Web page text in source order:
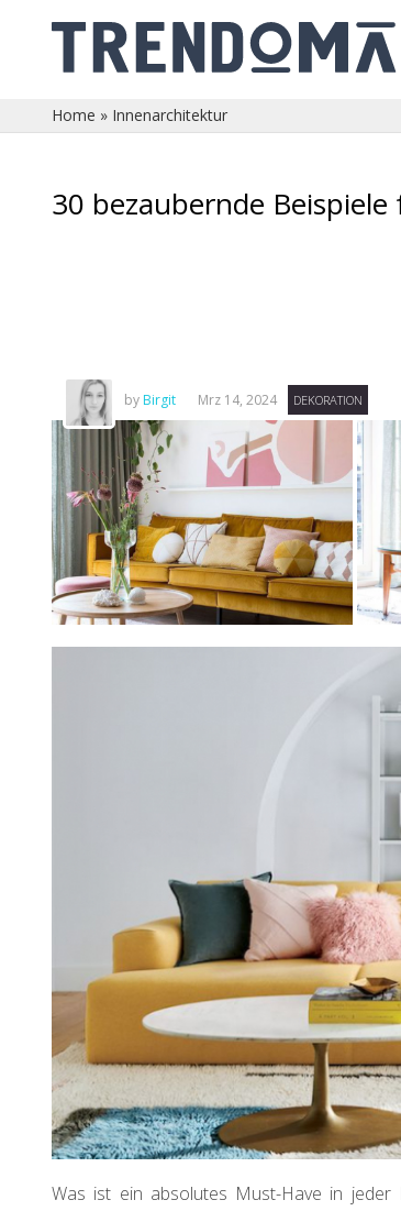
Home » Innenarchitektur
30 bezaubernde
by Birgit Mrz 14, 2024 DEKORATION
Was ist ein absolutes Must-Have in jeder